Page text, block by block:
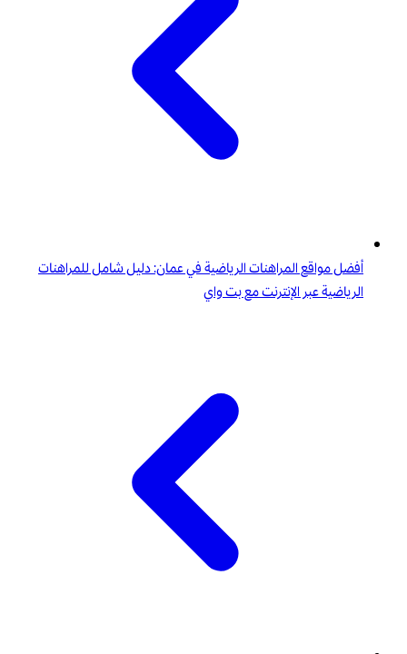
أفضل مواقع المراهنات الرياضية في عمان: دليل شامل للمراهنات
الرياضية عبر الإنترنت مع بت واي